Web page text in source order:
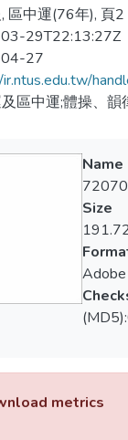
區中運(76年), 頁2
29T22:13:27Z
27
區中運;體操、韻
Name
Size
metrics